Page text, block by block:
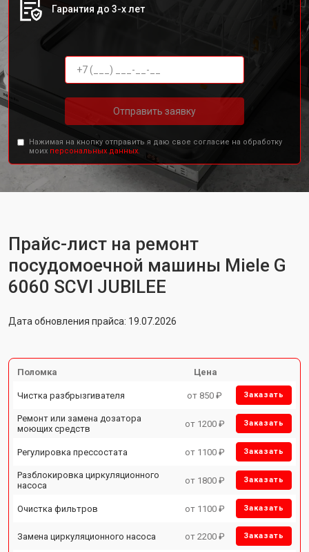
Гарантия до 3-х лет
Отправить заявку
Нажимая на кнопку отправить я даю свое согласие на обработку
моих персональных данных.
Прайс-лист на ремонт
посудомоечной машины Miele G
6060 SCVI JUBILEE
Дата обновления прайса: 19.07.2026
Поломка Цена
Чистка разбрызгивателя от 850 ₽ Заказать
Ремонт или замена дозатора
моющих средств
от 1200 ₽ Заказать
Регулировка прессостата от 1100 ₽ Заказать
Разблокировка циркуляционного
насоса
от 1800 ₽ Заказать
Очистка фильтров от 1100 ₽ Заказать
Замена циркуляционного насоса от 2200 ₽ Заказать